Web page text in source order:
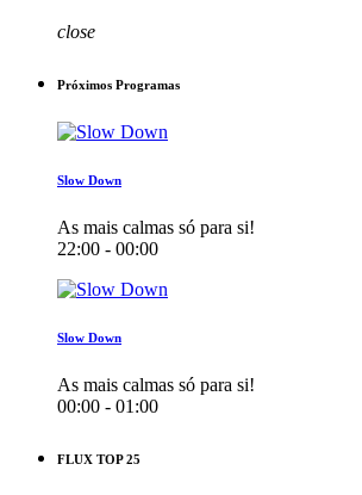
close
Próximos Programas
Slow Down
As mais calmas só para si!
22:00 - 00:00
Slow Down
As mais calmas só para si!
00:00 - 01:00
FLUX TOP 25